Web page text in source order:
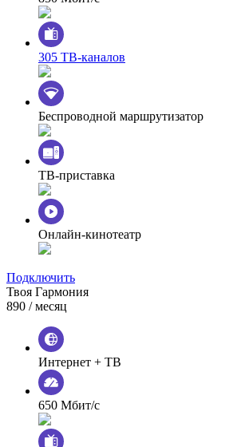
305 ТВ-каналов
Беспроводной маршрутизатор
ТВ-приставка
Онлайн-кинотеатр
Подключить
Твоя Гармония
890 / месяц
Интернет + ТВ
650 Мбит/с